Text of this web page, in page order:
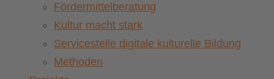
Fördermittelberatung
Kultur macht stark
Servicestelle digitale kulturelle Bildung
Methoden